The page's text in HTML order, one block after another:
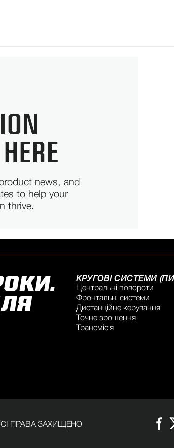
news, and
to help your
thrive.
КРУГОВІ СИСТЕМИ
Центральні повороти
Фронтальні системи
Дистанційне керування
Точне зрошення
Трансмісія
ПРАВА ЗАХИЩЕНО